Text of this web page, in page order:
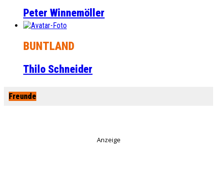
Peter Winnemöller
BUNTLAND
Thilo Schneider
Freunde
Anzeige